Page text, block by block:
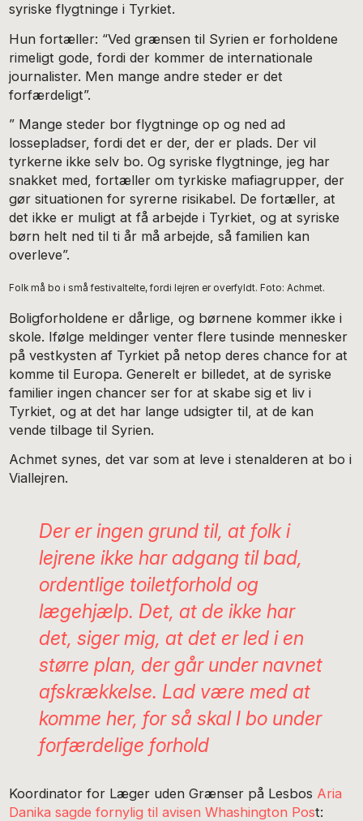
syriske flygtninge i Tyrkiet.
Hun fortæller: “Ved grænsen til Syrien er forholdene
rimeligt gode, fordi der kommer de internationale
journalister. Men mange andre steder er det
forfærdeligt”.
” Mange steder bor flygtninge op og ned ad
lossepladser, fordi det er der, der er plads. Der vil
tyrkerne ikke selv bo. Og syriske flygtninge, jeg har
snakket med, fortæller om tyrkiske mafiagrupper, der
gør situationen for syrerne risikabel. De fortæller, at
det ikke er muligt at få arbejde i Tyrkiet, og at syriske
børn helt ned til ti år må arbejde, så familien kan
overleve”.
Folk må bo i små festivaltelte, fordi lejren er overfyldt. Foto: Achmet.
Boligforholdene er dårlige, og børnene kommer ikke i
skole. Ifølge meldinger venter flere tusinde mennesker
på vestkysten af Tyrkiet på netop deres chance for at
komme til Europa. Generelt er billedet, at de syriske
familier ingen chancer ser for at skabe sig et liv i
Tyrkiet, og at det har lange udsigter til, at de kan
vende tilbage til Syrien.
Achmet synes, det var som at leve i stenalderen at bo i
Viallejren.
Der er ingen grund til, at folk i
lejrene ikke har adgang til bad,
ordentlige toiletforhold og
lægehjælp. Det, at de ikke har
det, siger mig, at det er led i en
større plan, der går under navnet
afskrækkelse. Lad være med at
komme her, for så skal I bo under
forfærdelige forhold
Koordinator for Læger uden Grænser på Lesbos Aria
Danika sagde fornylig til avisen Whashington Post: